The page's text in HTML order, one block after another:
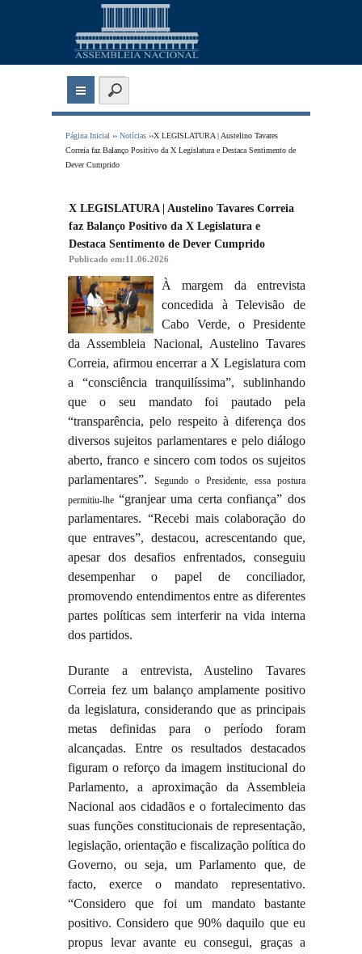
Página Inicial ››Notícias ››X LEGISLATURA | Austelino Tavares
Correia faz Balanço Positivo da X Legislatura e Destaca Sentimento de
Dever Cumprido
X LEGISLATURA | Austelino Tavares Correia
faz Balanço Positivo da X Legislatura e
Destaca Sentimento de Dever Cumprido
Publicado em:11.06.2026
À margem da entrevista
concedida à Televisão de
Cabo Verde, o Presidente
da Assembleia Nacional, Austelino Tavares
Correia, afirmou encerrar a X Legislatura com
a “consciência tranquilíssima”, sublinhando
que o seu mandato foi pautado pela
“transparência, pelo respeito à diferença dos
diversos sujeitos parlamentares e pelo diálogo
aberto, franco e sincero com todos os sujeitos
parlamentares”.
Segundo o Presidente, essa postura
permitiu-lhe “granjear uma certa confiança” dos
parlamentares. “Recebi mais colaboração do
que entraves”, destacou, acrescentando que,
apesar dos desafios enfrentados, conseguiu
desempenhar o papel de conciliador,
promovendo entendimentos entre as diferentes
partes políticas sem interferir na vida interna
dos partidos.
Durante a entrevista, Austelino Tavares
Correia fez um balanço amplamente positivo
da legislatura, considerando que as principais
metas definidas para o período foram
alcançadas. Entre os resultados destacados
figuram o reforço da imagem institucional do
Parlamento, a aproximação da Assembleia
Nacional aos cidadãos e o fortalecimento das
suas funções constitucionais de representação,
legislação, orientação e fiscalização política do
Governo, ou seja, um Parlamento que, de
facto, exerce o mandato representativo.
“Considero que foi um mandato bastante
positivo. Considero que 90% daquilo que eu
propus levar avante eu consegui, graças a